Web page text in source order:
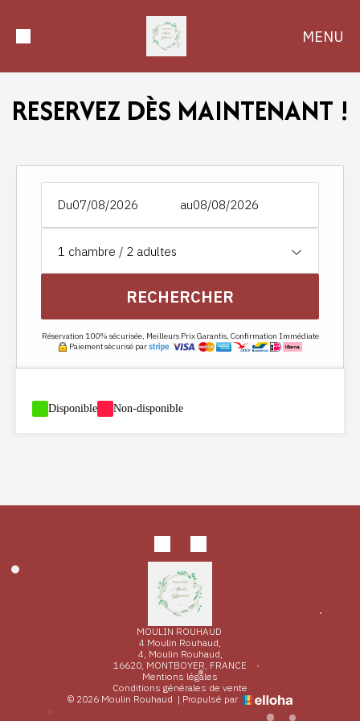
MENU
RESERVEZ DÈS MAINTENANT !
Du au
1 chambre / 2 adultes
RECHERCHER
Réservation 100% sécurisée, Meilleurs Prix Garantis, Confirmation Immédiate
Paiement sécurisé par
Disponible Non-disponible
MOULIN ROUHAUD
4 Moulin Rouhaud,
4, Moulin Rouhaud,
16620, MONTBOYER, FRANCE
Mentions légales
Conditions générales de vente
© 2026 Moulin Rouhaud | Propulsé par